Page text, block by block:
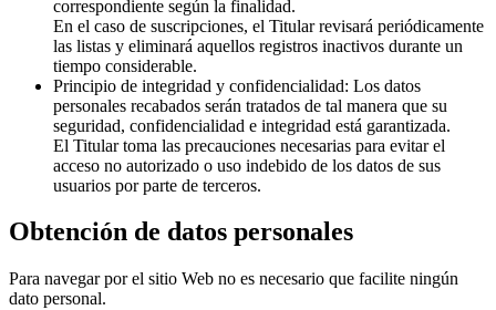
correspondiente según la finalidad.
En el caso de suscripciones, el Titular revisará periódicamente
las listas y eliminará aquellos registros inactivos durante un
tiempo considerable.
Principio de integridad y confidencialidad: Los datos
personales recabados serán tratados de tal manera que su
seguridad, confidencialidad e integridad está garantizada.
El Titular toma las precauciones necesarias para evitar el
acceso no autorizado o uso indebido de los datos de sus
usuarios por parte de terceros.
Obtención de datos personales
Para navegar por el sitio Web no es necesario que facilite ningún
dato personal.